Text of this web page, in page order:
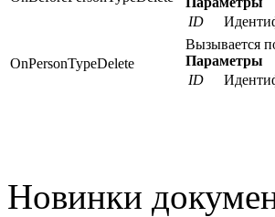
ID
OnPersonTypeDelete
Вызывается
Параметры
ID
Новинки